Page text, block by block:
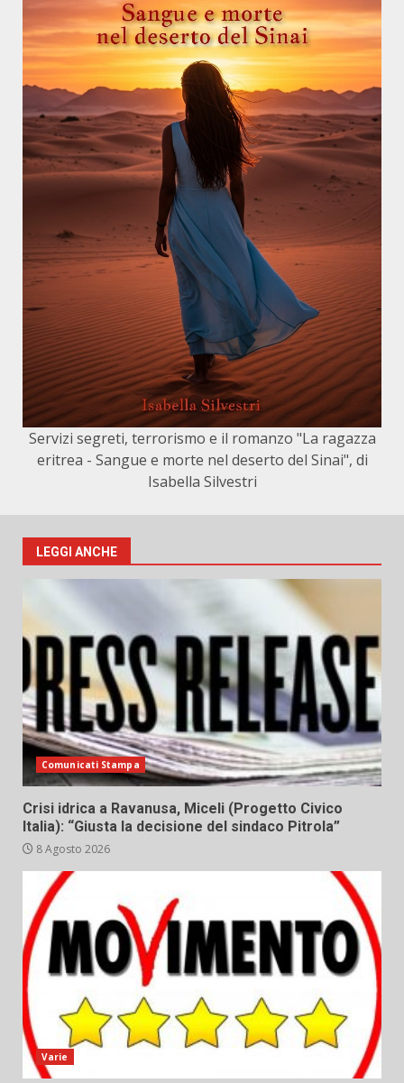
Servizi segreti, terrorismo e il romanzo "La ragazza
eritrea - Sangue e morte nel deserto del Sinai", di
Isabella Silvestri
LEGGI ANCHE
Comunicati Stampa
Crisi idrica a Ravanusa, Miceli (Progetto Civico
Italia): “Giusta la decisione del sindaco Pitrola”
8 Agosto 2026
Varie